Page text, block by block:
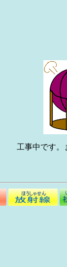
工事中です。